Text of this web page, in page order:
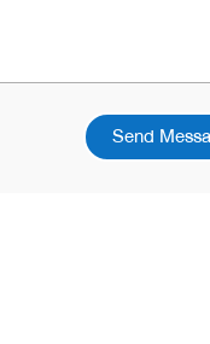
Send